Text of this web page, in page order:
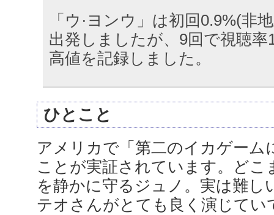
「ウ·ヨンウ」は初回0.9%(非
出発しましたが、9回で視聴率
高値を記録しました。
ひとこと
アメリカで「第二のイカゲーム
ことが実証されています。どこ
を静かに守るジュノ。実は難し
テオさんがとても良く演じてい